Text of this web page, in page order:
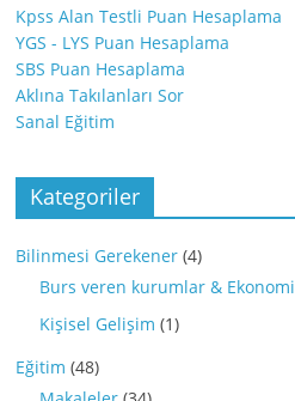
Kpss Alan Testli Puan Hesaplama
YGS - LYS Puan Hesaplama
SBS Puan Hesaplama
Aklına Takılanları Sor
Sanal Eğitim
Kategoriler
Bilinmesi Gerekener (4)
Burs veren kurumlar & Ekonomi
Kişisel Gelişim (1)
Eğitim (48)